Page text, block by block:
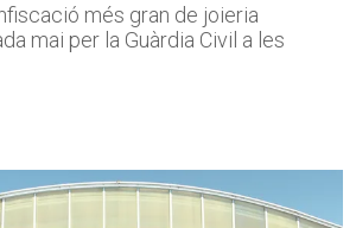
més gran de joieria
mai per la Guàrdia Civil a les